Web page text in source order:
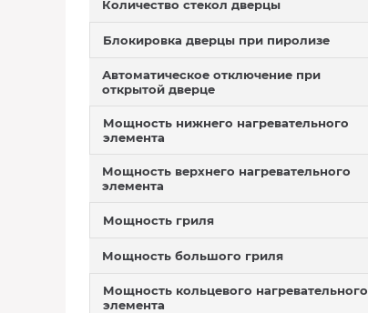
Количество стекол дверцы
Блокировка дверцы при пиролизе
Автоматическое отключение при
открытой дверце
Мощность нижнего нагревательного
элемента
Мощность верхнего нагревательного
элемента
Мощность гриля
Мощность большого гриля
Мощность кольцевого нагревательного
элемента